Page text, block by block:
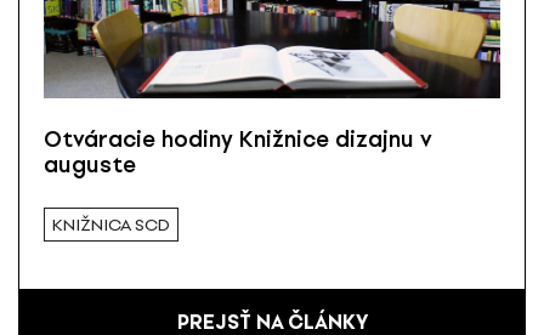
Otváracie hodiny Knižnice dizajnu v
auguste
KNIŽNICA SCD
PREJSŤ NA ČLÁNKY